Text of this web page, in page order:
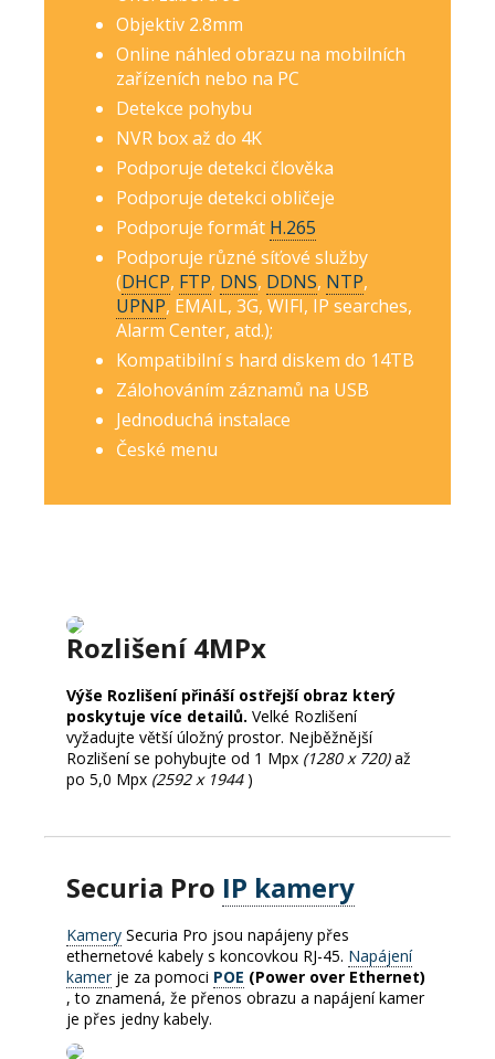
Objektiv 2.8mm
Online náhled obrazu na mobilních
zařízeních nebo na PC
Detekce pohybu
NVR box až do 4K
Podporuje detekci člověka
Podporuje detekci obličeje
Podporuje formát H.265
Podporuje různé síťové služby
(DHCP, FTP, DNS, DDNS, NTP,
UPNP, EMAIL, 3G, WIFI, IP searches,
Alarm Center, atd.);
Kompatibilní s hard diskem do 14TB
Zálohováním záznamů na USB
Jednoduchá instalace
České menu
Rozlišení 4MPx
Výše Rozlišení přináší ostřejší obraz který
poskytuje více detailů. Velké Rozlišení
vyžadujte větší úložný prostor. Nejběžnější
Rozlišení se pohybujte od 1 Mpx (1280 x 720)až
po 5,0 Mpx (2592 x 1944)
Securia Pro IP kamery
Kamery Securia Pro jsou napájeny přes
ethernetové kabely s koncovkou RJ-45. Napájení
kamer je za pomoci POE (Power over Ethernet)
, to znamená, že přenos obrazu a napájení kamer
je přes jedny kabely.